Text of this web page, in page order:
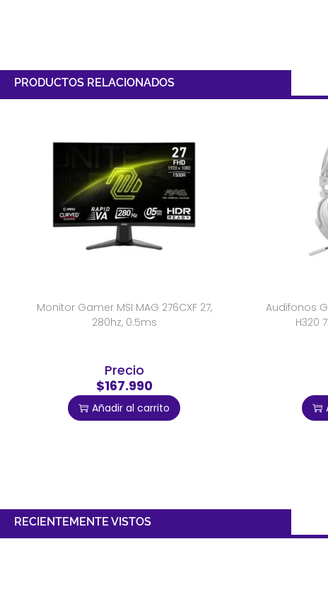
PRODUCTOS RELACIONADOS
Monitor Gamer MSI MAG 276CXF 27,
280hz, 0.5ms
Precio
$167.990
Añadir al carrito
Audifonos
H320
RECIENTEMENTE VISTOS